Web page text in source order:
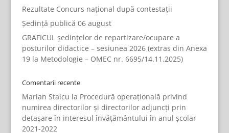
Rezultate Concurs național după contestații
Ședință publică 06 august
GRAFICUL ședințelor de repartizare/ocupare a
posturilor didactice – sesiunea 2026 (extras din Anexa
19 la Metodologie – OMEC nr. 6695/14.11.2025)
Comentarii recente
Marian Staicu la Procedură operațională privind
numirea directorilor și directorilor adjuncți prin
detașare în interesul învățământului în anul școlar
2021-2022